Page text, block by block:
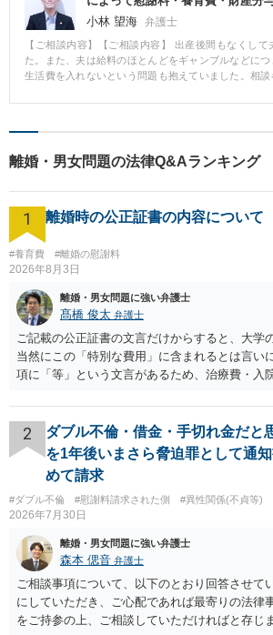
小林 望海 弁護士
【ご相談内容】【ご相談内容】 出産後間もなくして
た。また、夫は給料のほとんどをギャンブルなどに
生活費を入れないという問題も抱えていました。相談
でした。相談者としては、離婚したいという意思を
【解決の過程と結果】 ご依頼後にまず相談者にお願い
拠を確保していただくことでした。具体的には、夫の
慰謝料を払ってもらうための強力な武器になるからで
証拠を確保した上で別居に踏み出していただくように
した上で婚姻費用を支払ってもらいながら手続を進め
ました。調停では「不貞」という法定離婚事由とその
に交渉を進めることができました。結果、慰謝料と
産分与を獲得することができました。 【コメント】 相
引き出すためには、その後の手続も見据えた広い視野
で話した時は不貞を認めていても、弁護士が入ったこ
て相手方が身構えてしまい、不貞を否定するに至る
す。そこで、ご依頼いただいてもすぐには通知を発
獲得していただくことにしました。そうすることに
保、慰謝料獲得の大きな武器を手に入れることがで
離婚・男女問題の法律Q&Aランキング
1 離婚時の公正証書の内容について
#養育費 #離婚の慰謝料
2026年8月3日
離婚・男女問題に強い弁護士
髙橋 俊太 弁護士
ご記載の公正証書の文言だけからすると、大学
当然にこの「特別な費用」に含まれるとは言い
項に「等」という文言があるため、治療費・入
れていますので、通常は、病気や事故によって
療費その他これに類する特別支出を念頭に置い
です。したがって、大学の入学金、授業料、受
ついてまで、「この条項があるから当然に半額
は言いにくいと思われます。なお、通常、大学
担すべきかについては、離婚時の合意内容のほ
学進学についての父母の認識、父母の学歴・収
や費用などを踏まえて個別に検討することにな
の条項において、養育費の終期についてどのよ
か、大学進学に関する定めの有無、「教育費」
定めの有無等について確認する必要があると考
2
ダブル不倫・借金・手切れ金だと
を1年後いまさら脅迫罪として通
めて請求
#ダブル不倫 #慰謝料請求された側 #異性関係(不貞等)
2026年7月30日
離婚・男女問題に強い弁護士
森本 偲音 弁護士
ご相談事項について、以下のとおり回答させて
にしていただき、ご心配であれば最寄りの法律
をご持参の上、ご相談していただければと存じ